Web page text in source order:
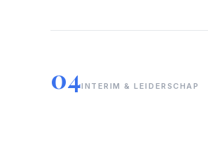
04INTERIM & LEIDERSCHAP